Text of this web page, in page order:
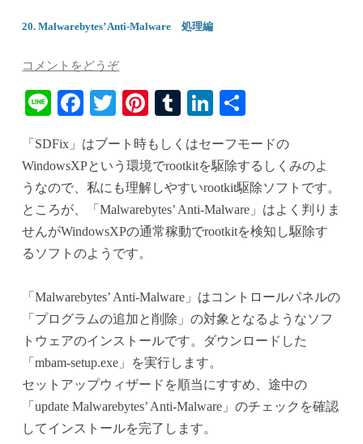
20. Malwarebytes’ Anti-Malware 処理編
コメントをどうぞ
Li
Fa
bo
ok
T
tte
r
Pi
er
es
t
T
m
bl
r
Li
ed
In
「SDFix」はブート時もしくはセーフモードの
WindowsXPという環境でrootkitを駆除するしくみのよ
うなので、私にも理解しやすいrootkit駆除ソフトです。
ところが、「Malwarebytes’ Anti-Malware」はよく判りま
せんがWindowsXPの通常稼動でrootkitを検知し駆除す
るソフトのようです。
「Malwarebytes’ Anti-Malware」はコントロールパネルの
「プログラムの追加と削除」の対象となるようなソフ
トウェアのインストールです。ダウンロードした
「mbam-setup.exe」を実行します。
セットアップウィザードを順当にすすめ、途中の
「update Malwarebytes’ Anti-Malware」のチェックを確認
してインストールを完了します。